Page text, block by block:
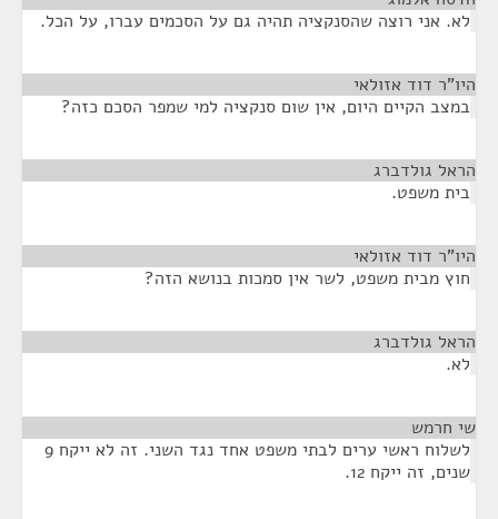
לא. אני רוצה שהסנקציה תהיה גם על הסכמים עברו, על הכל.
היו"ר דוד אזולאי
במצב הקיים היום, אין שום סנקציה למי שמפר הסכם כזה?
הראל גולדברג
בית משפט.
היו"ר דוד אזולאי
חוץ מבית משפט, לשר אין סמכות בנושא הזה?
הראל גולדברג
לא.
שי חרמש
לשלוח ראשי ערים לבתי משפט אחד נגד השני. זה לא ייקח 9
שנים, זה ייקח 12.